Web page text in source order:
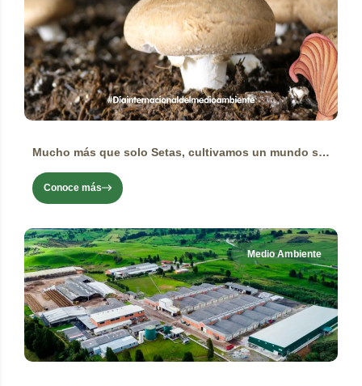
Mucho más que solo Setas, cultivamos un mundo sostenible
Conoce más
Medio Ambiente